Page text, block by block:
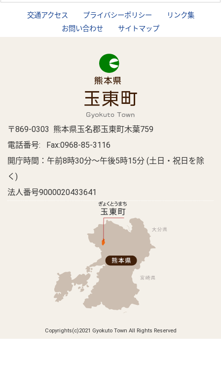
交通アクセス プライバシーポリシー
リンク集
お問い合わせ
サイトマップ
〒869-0303 熊本県玉名郡玉東町木葉759
電話番号: Fax:0968-85-3116
開庁時間：午前8時30分～午後5時15分 (土日・祝日を除
く)
法人番号9000020433641
Copyrights(c)2021 Gyokuto Town All Rights Reserved